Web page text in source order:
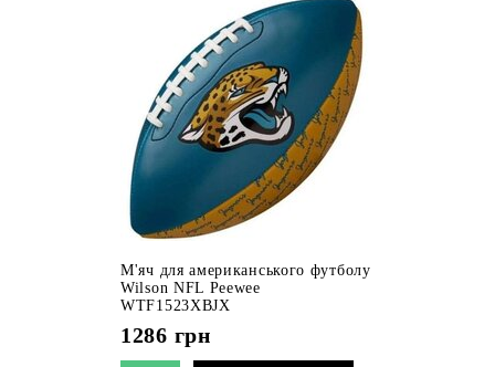
М'яч для американського футболу
Wilson NFL Peewee
WTF1523XBJX
1286 грн